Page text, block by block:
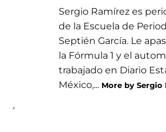
Sergio Ramírez es
de la Escuela de
Septién García. Le
la Fórmula 1 y el
trabajado en Diario
México,... More by Sergio